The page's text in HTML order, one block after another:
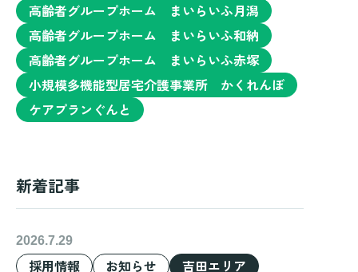
高齢者グループホーム まいらいふ月潟
高齢者グループホーム まいらいふ和納
高齢者グループホーム まいらいふ赤塚
小規模多機能型居宅介護事業所 かくれんぼ
ケアプランぐんと
新着記事
2026.7.29
採用情報 お知らせ
吉田エリア